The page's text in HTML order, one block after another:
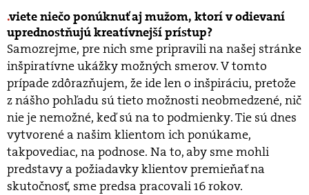
viete niečo ponúknuť aj mužom, ktorí v odievaní
uprednostňujú kreatívnejší prístup?
Samozrejme, pre nich sme pripravili na našej stránke
inšpiratívne ukážky možných smerov. V tomto
prípade zdôrazňujem, že ide len o inšpiráciu, pretože
z nášho pohľadu sú tieto možnosti neobmedzené, nič
nie je nemožné, keď sú na to podmienky. Tie sú dnes
vytvorené a našim klientom ich ponúkame,
takpovediac, na podnose. Na to, aby sme mohli
predstavy a požiadavky klientov premieňať na
skutočnosť, sme predsa pracovali 16 rokov.